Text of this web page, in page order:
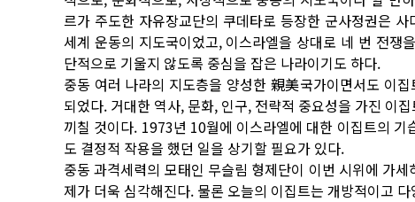
르가 주도한 자유장교단의 쿠데타로 등장한 군사정권은
세계 운동의 지도국이었고, 이스라엘을 상대로 네 번 전쟁
단적으로 기울지 않도록 중심을 잡은 나라이기도 하다.
중동 여러 나라의 지도층을 양성한 親美국가이면서도 이
되었다. 거대한 역사, 문화, 인구, 전략적 중요성을 가진 이
끼칠 것이다. 1973년 10월에 이스라엘에 대한 이집트의
도 결정적 작용을 했던 일을 상기할 필요가 있다.
중동 과격세력의 모태인 무슬림 형제단이 이번 시위에 가
제가 더욱 심각해진다. 물론 오늘의 이집트는 개방적이고